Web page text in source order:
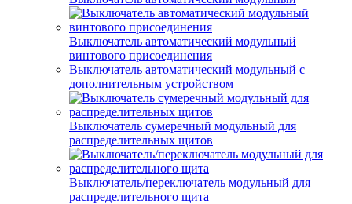
Выключатель автоматический модульный
винтового присоединения
Выключатель автоматический модульный с
дополнительным устройством
Выключатель сумеречный модульный для
распределительных щитов
Выключатель/переключатель модульный для
распределительного щита